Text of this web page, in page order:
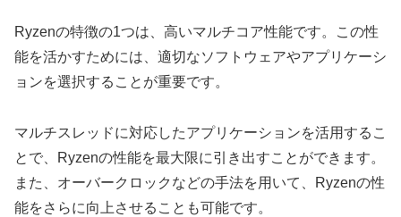
Ryzenの特徴の1つは、高いマルチコア性能です。この性
能を活かすためには、適切なソフトウェアやアプリケーシ
ョンを選択することが重要です。
マルチスレッドに対応したアプリケーションを活用するこ
とで、Ryzenの性能を最大限に引き出すことができます。
また、オーバークロックなどの手法を用いて、Ryzenの性
能をさらに向上させることも可能です。